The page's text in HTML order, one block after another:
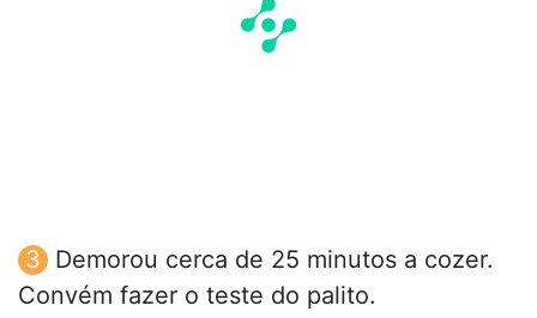
Demorou cerca de 25 minutos a cozer.
Convém fazer o teste do palito.